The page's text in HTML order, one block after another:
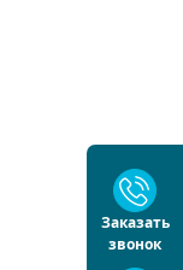
Заказать
звонок